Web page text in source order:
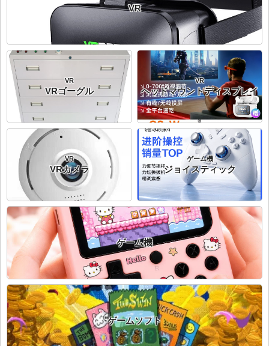
VR
VR
VRゴーグル
VR
ヘッドマウントディスプレイ
VR
VRカメラ
ゲーム機
ゲーム機
ジョイスティック
ゲームソフト